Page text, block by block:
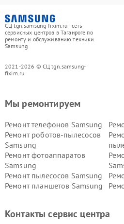
СЦ tgn.samsung-fixim.ru - сеть
сервисных центров в Таганроге по
ремонту и обслуживанию техники
Samsung
2021-2026 © СЦ tgn.samsung-
fixim.ru
Мы ремонтируем
Ремонт телефонов Samsung
Ремонт роботов-пылесосов
Samsung
Ремонт фотоаппаратов
Samsung
Ремонт пылесосов Samsung
Ремонт планшетов Samsung
Контакты сервис центра